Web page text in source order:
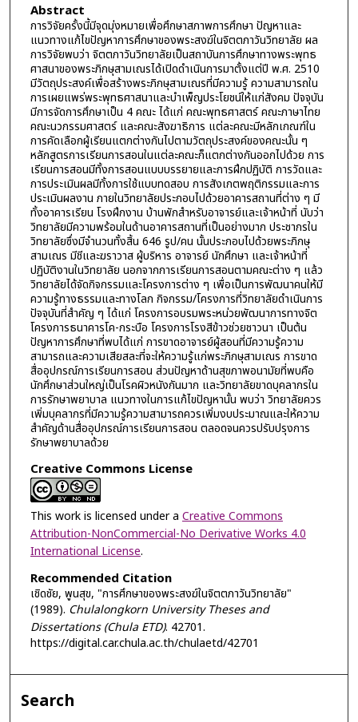
Abstract
การวิจัยครั้งนี้มีจุดมุ่งหมายเพื่อศึกษาสภาพการศึกษา ปัญหาและ
แนวทางแก้ไขปัญหาการศึกษาของพระสงฆ์ในจิตตภาวันวิทยาลัย ผล
การวิจัยพบว่า จิตตภาวันวิทยาลัยเป็นสถาบันการศึกษาทางพระพุทธ
ศาสนาของพระภิกษุสามเณรได้เปิดดำเนินการมาตั้งแต่ปี พ.ศ. 2510
มีวัตถุประสงค์เพื่อสร้างพระภิกษุสามเณรที่มีความรู้ ความสามารถใน
การเผยแพร่พระพุทธศาสนาและบำเพ็ญประโยชน์ให้แก่สังคม ปัจจุบัน
มีการจัดการศึกษาเป็น 4 คณะ ได้แก่ คณะพุทธศาสตร์ คณะภาษาไทย
คณะนวกรรมศาสตร์ และคณะสังฆาธิการ แต่ละคณะมีหลักเกณฑ์ใน
การคัดเลือกผู้เรียนแตกต่างกันไปตามวัตถุประสงค์ของคณะนั้น ๆ
หลักสูตรการเรียนการสอนในแต่ละคณะก็แตกต่างกันออกไปด้วย การ
เรียนการสอนมีทั้งการสอนแบบบรรยายและการฝึกปฏิบัติ การวัดและ
การประเมินผลมีทั้งการใช้แบบทดสอบ การสังเกตพฤติกรรมและการ
ประเมินผลงาน ภายในวิทยาลัยประกอบไปด้วยอาคารสถานที่ต่าง ๆ มี
ทั้งอาคารเรียน โรงฝึกงาน บ้านพักสำหรับอาจารย์และเจ้าหน้าที่ นับว่า
วิทยาลัยมีความพร้อมในด้านอาคารสถานที่เป็นอย่างมาก ประชากรใน
วิทยาลัยซึ่งมีจำนวนทั้งสิ้น 646 รูป/คน นั้นประกอบไปด้วยพระภิกษุ
สามเณร มีชีและฆราวาส ผู้บริหาร อาจารย์ นักศึกษา และเจ้าหน้าที่
ปฏิบัติงานในวิทยาลัย นอกจากการเรียนการสอนตามคณะต่าง ๆ แล้ว
วิทยาลัยได้จัดกิจกรรมและโครงการต่าง ๆ เพื่อเป็นการพัฒนาคนให้มี
ความรู้ทางธรรมและทางโลก กิจกรรม/โครงการที่วิทยาลัยดำเนินการ
ปัจจุบันที่สำคัญ ๆ ได้แก่ โครงการอบรมพระหน่วยพัฒนาการทางจิต
โครงการธนาคารโค-กระบือ โครงการโรงสีข้าวช่วยชาวนา เป็นต้น
ปัญหาการศึกษาที่พบได้แก่ การขาดอาจารย์ผู้สอนที่มีความรู้ความ
สามารถและความเสียสละที่จะให้ความรู้แก่พระภิกษุสามเณร การขาด
สื่ออุปกรณ์การเรียนการสอน ส่วนปัญหาด้านสุขภาพอนามัยที่พบคือ
นักศึกษาส่วนใหญ่เป็นโรคผิวหนังกันมาก และวิทยาลัยขาดบุคลากรใน
การรักษาพยาบาล แนวทางในการแก้ไขปัญหานั้น พบว่า วิทยาลัยควร
เพิ่มบุคลากรที่มีความรู้ความสามารถควรเพิ่มงบประมาณและให้ความ
สำคัญด้านสื่ออุปกรณ์การเรียนการสอน ตลอดจนควรปรับปรุงการ
รักษาพยาบาลด้วย
Creative Commons License
This work is licensed under a Creative Commons
Attribution-NonCommercial-No Derivative Works 4.0
International License.
Recommended Citation
เชิดชัย, พูนสุข, "การศึกษาของพระสงฆ์ในจิตตภาวันวิทยาลัย"
(1989). Chulalongkorn University Theses and
Dissertations (Chula ETD). 42701.
https://digital.car.chula.ac.th/chulaetd/42701
Search